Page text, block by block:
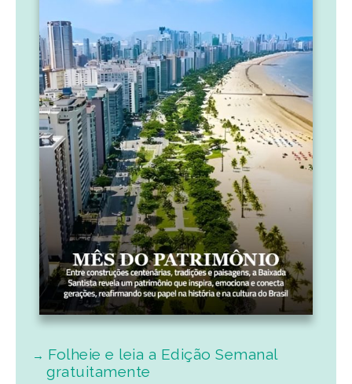
Folheie e leia a Edição Semanal
gratuitamente